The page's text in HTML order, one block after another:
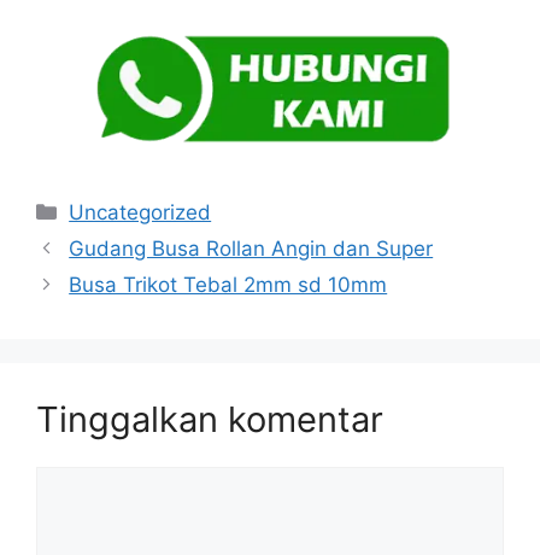
Kategori
Uncategorized
Gudang Busa Rollan Angin dan Super
Busa Trikot Tebal 2mm sd 10mm
Tinggalkan komentar